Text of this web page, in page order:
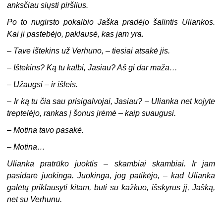
anksčiau siųsti piršlius.
Po to nugirsto pokalbio Jaška pradėjo šalintis Uliankos.
Kai ji pastebėjo, paklausė, kas jam yra.
– Tave ištekins už Verhuno, – tiesiai atsakė jis.
–Ištekins? Ką tu kalbi, Jasiau? Aš gi dar maža…
– Užaugsi – ir išleis.
–Ir ką tu čia sau prisigalvojai, Jasiau? – Ulianka net kojyte
treptelėjo, rankas į šonus įrėmė – kaip suaugusi.
–Motina tavo pasakė.
–Motina…
Ulianka pratrūko juoktis – skambiai skambiai. Ir jam
pasidarė juokinga. Juokinga, jog patikėjo, – kad Ulianka
galėtų priklausyti kitam, būti su kažkuo, išskyrus jį, Jašką,
net su Verhunu.